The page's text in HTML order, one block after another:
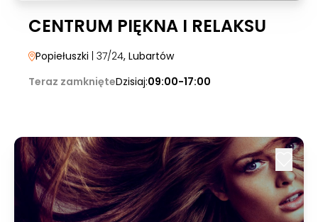
CENTRUM PIĘKNA I RELAKSU
Popiełuszki | 37/24, Lubartów
Teraz zamknięteDzisiaj:09:00-17:00